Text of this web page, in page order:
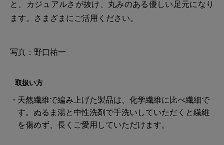
と、カジュアルさが抜け、丸みのある優しい足元になり
ます。さまざまにご活用ください。
写真：野口祐一
取扱い方
天然繊維で編み上げた製品は、化学繊維に比べ繊細で
す。ぬるま湯と中性洗剤で手洗いしていただくと繊維
を傷めず、長くご愛用していただけます。